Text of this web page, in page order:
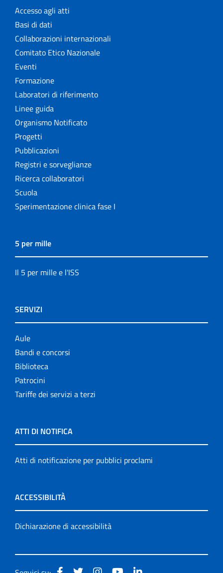
Accesso agli atti
Basi di dati
Collaborazioni internazionali
Comitato Etico Nazionale
Eventi
Formazione
Laboratori di riferimento
Linee guida
Organismo Notificato
Progetti
Pubblicazioni
Registri e sorveglianze
Ricerca collaboratori
Scuola
Sperimentazione clinica fase I
5 per mille
Il 5 per mille e l'ISS
SERVIZI
Aule
Bandi e concorsi
Biblioteca
Patrocini
Tariffe dei servizi a terzi
ATTI DI NOTIFICA
Atti di notificazione per pubblici proclami
ACCESSIBILITÀ
Dichiarazione di accessibilità